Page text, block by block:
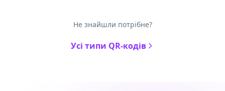
Не знайшли потрібне?
Усі типи QR-кодів